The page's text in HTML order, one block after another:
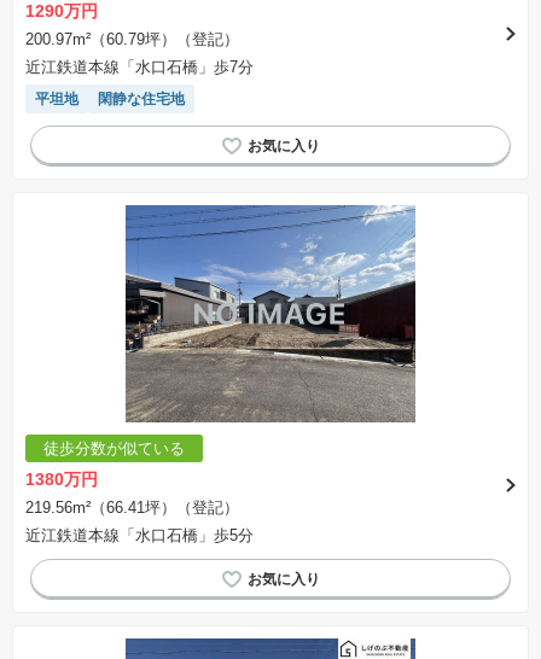
1290万円
200.97m²（60.79坪）（登記）
近江鉄道本線「水口石橋」歩7分
平坦地 閑静な住宅地
徒歩分数が似ている
1380万円
219.56m²（66.41坪）（登記）
近江鉄道本線「水口石橋」歩5分